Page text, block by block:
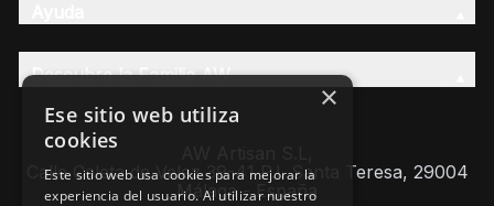
Descubre la Familia AW
Calle Caleta de Velez 39-41 P.I. Santa Teresa, 29004
Málaga - España
×
Ese sitio web utiliza
cookies
Este sitio web usa cookies para mejorar la
experiencia del usuario. Al utilizar nuestro